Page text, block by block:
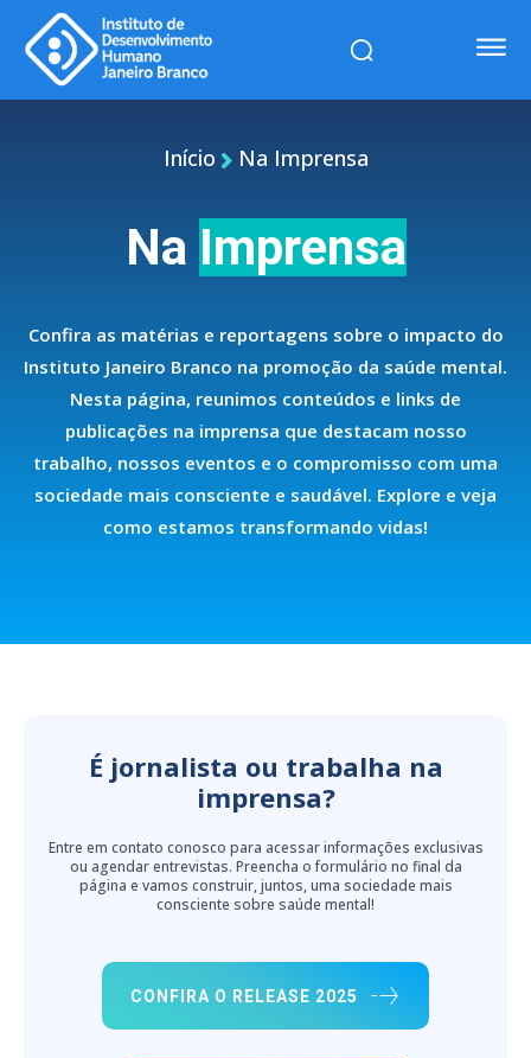
Início Na Imprensa
Na Imprensa
Confira as matérias e reportagens sobre o impacto do
Instituto Janeiro Branco na promoção da saúde mental.
Nesta página, reunimos conteúdos e links de
publicações na imprensa que destacam nosso
trabalho, nossos eventos e o compromisso com uma
sociedade mais consciente e saudável. Explore e veja
como estamos transformando vidas!
É jornalista ou trabalha na
imprensa?
Entre em contato conosco para acessar informações exclusivas
ou agendar entrevistas. Preencha o formulário no final da
página e vamos construir, juntos, uma sociedade mais
consciente sobre saúde mental!
CONFIRA O RELEASE 2025